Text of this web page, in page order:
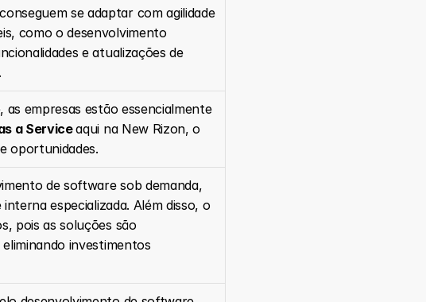
se adaptar com agilidade
como o desenvolvimento
e atualizações de
empresas estão essencialmente
a Service aqui na New Rizon, o
oportunidades.
de software sob demanda,
especializada. Além disso, o
pois as soluções são
investimentos